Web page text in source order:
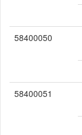
58400050
58400051